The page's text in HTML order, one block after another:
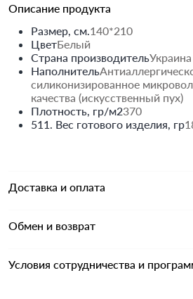
Описание продукта
Размер, см.140*210
ЦветБелый
Страна производительУкраина
Наполнитель
силиконизированное
качества (искусственный пух)
Плотность, гр/м2370
511. Вес готового изделия, гр
Доставка и оплата
Обмен и возврат
Условия сотрудничества и